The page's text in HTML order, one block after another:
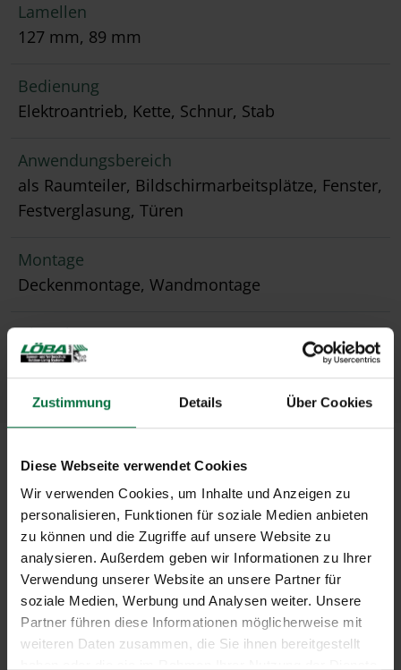
Zustimmung Details Über Cookies
Diese Webseite verwendet Cookies
Wir verwenden Cookies, um Inhalte und Anzeigen zu
personalisieren, Funktionen für soziale Medien anbieten
zu können und die Zugriffe auf unsere Website zu
analysieren. Außerdem geben wir Informationen zu Ihrer
Verwendung unserer Website an unsere Partner für
soziale Medien, Werbung und Analysen weiter. Unsere
Partner führen diese Informationen möglicherweise mit
weiteren Daten zusammen, die Sie ihnen bereitgestellt
Lamellen
127 mm, 89 mm
Bedienung
Elektroantrieb, Kette, Schnur, Stab
Anwendungsbereich
als Raumteiler, Bildschirmarbeitsplätze, Fenster,
Festverglasung, Türen
Montage
Deckenmontage, Wandmontage
Hinweis
größere Anlagen auf Anfrage